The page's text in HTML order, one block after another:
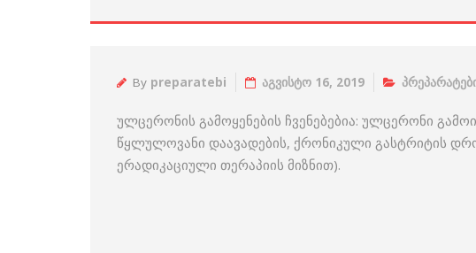
By preparatebi აგვისტო 16, 2019
ულცერონის გამოყენების ჩვენებებია: ულცერონი
წყლულოვანი დაავადების, ქრონიკული გასტრიტის
ერადიკაციული თერაპიის მიზნით).